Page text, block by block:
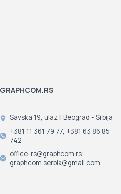
GRAPHCOM.RS
Savska 19, ulaz II Beograd - Srbija
+381 11 361 79 77, +381 63 86 85
742
office-rs@graphcom.rs;
graphcom.serbia@gmail.com